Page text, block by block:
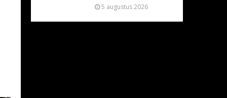
5 augustus 2026